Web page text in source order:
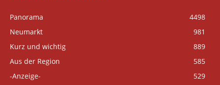
Panorama
4498
Neumarkt
981
Kurz und wichtig
889
Aus der Region
585
-Anzeige-
529